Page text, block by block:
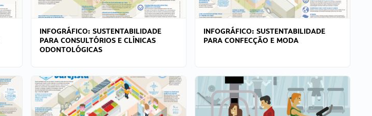
INFOGRÁFICO: SUSTENTABILIDADE
PARA CONSULTÓRIOS E CLÍNICAS
ODONTOLÓGICAS
INFOGRÁFICO: SUSTENTABILIDADE
PARA CONFECÇÃO E MODA